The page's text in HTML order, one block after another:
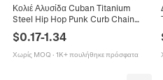
Κολιέ Αλυσίδα Cuban Titanium
Steel Hip Hop Punk Curb Chain
Γυναίκες
$0.17-1.34
Χωρίς MOQ · 1K+ πουλήθηκε πρόσφατα